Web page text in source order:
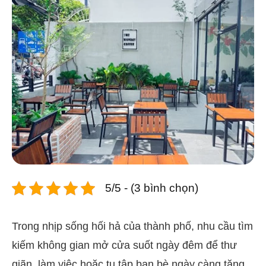
5/5 - (3 bình chọn)
Trong nhịp sống hối hả của thành phố, nhu cầu tìm
kiếm không gian mở cửa suốt ngày đêm để thư